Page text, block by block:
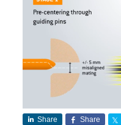
Share Share